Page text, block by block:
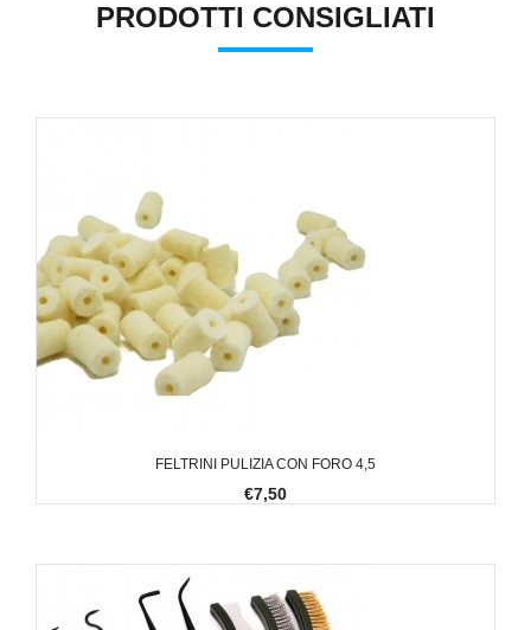
PRODOTTI CONSIGLIATI
FELTRINI PULIZIA CON FORO 4,5
€7,50